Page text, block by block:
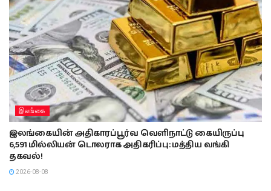
இலங்கை
இலங்கையின் அதிகாரப்பூர்வ வெளிநாட்டு கையிருப்பு
6,591 மில்லியன் டொலராக அதிகரிப்பு: மத்திய வங்கி
தகவல்!
2026-08-08